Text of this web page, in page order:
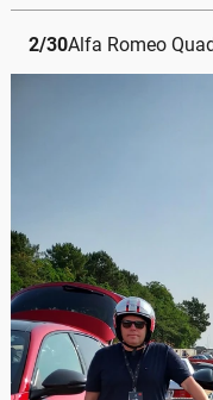
2/30Alfa Romeo